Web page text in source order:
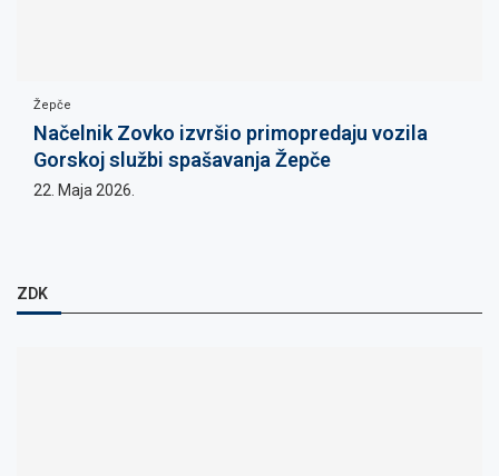
Žepče
Načelnik Zovko izvršio primopredaju vozila
Gorskoj službi spašavanja Žepče
22. Maja 2026.
ZDK